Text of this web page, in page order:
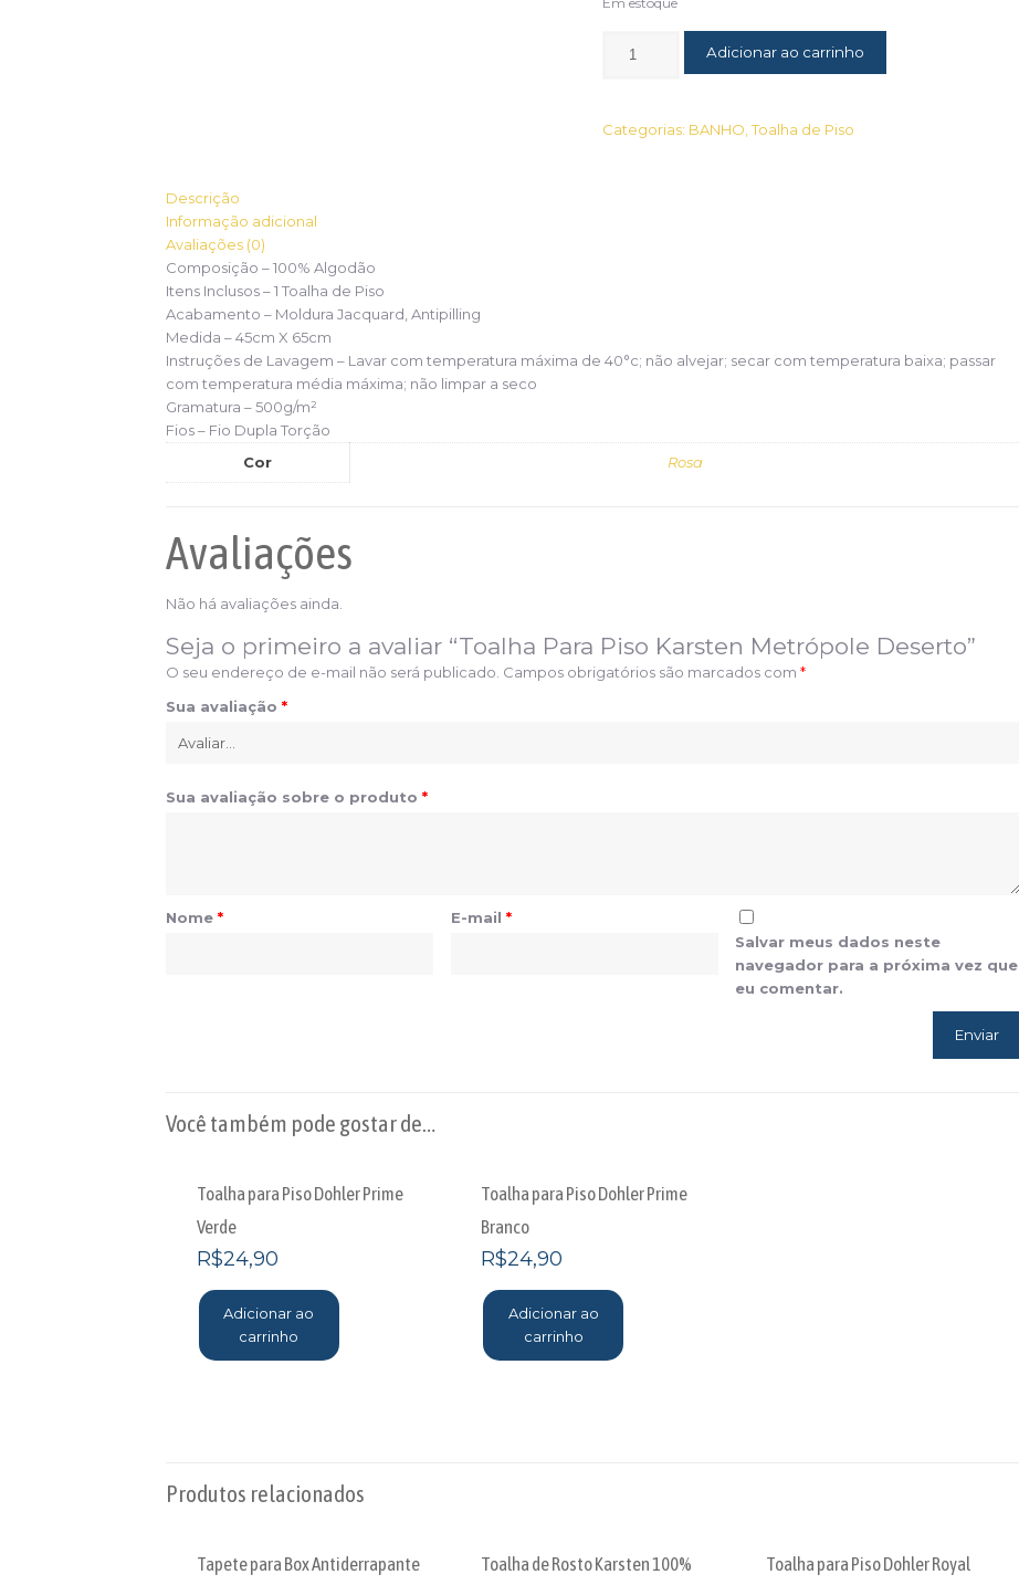
Adicionar ao carrinho
Categorias: BANHO ,Toalha de Piso
Descrição
Informação adicional
Avaliações (0)
Composição – 100% Algodão
Itens Inclusos –1 Toalha de Piso
Acabamento – Moldura Jacquard, Antipilling
Medida –45cm X 65cm
Instruções de Lavagem – Lavar com temperatura máxima de 40°c; não alvejar; secar com temperatura baixa; passar
com temperatura média máxima; não limpar a seco
Gramatura – 500g/m²
Fios – Fio Dupla Torção
Cor
Rosa
Avaliações
Não há avaliações ainda.
Seja o primeiro a avaliar “Toalha Para Piso Karsten Metrópole Deserto”
O seu endereço de e-mail não será publicado. Campos obrigatórios são marcados com *
Sua avaliação *
Sua avaliação sobre o produto *
Nome * E-mail *
Salvar meus dados neste
navegador para a próxima vez que
eu comentar.
Você também pode gostar de…
Toalha para Piso Dohler Prime
Verde
R$24,90
Adicionar ao
carrinho
Toalha para Piso Dohler Prime
Branco
R$24,90
Adicionar ao
carrinho
Produtos relacionados
Tapete para Box Antiderrapante
Toalha de Rosto Karsten 100%
Toalha para Piso Dohler Royal